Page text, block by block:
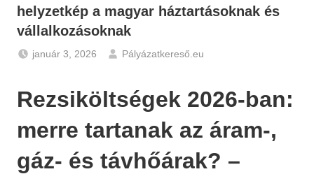
helyzetkép a magyar háztartásoknak és
vállalkozásoknak
január 3, 2026
Pályázatkereső.eu
-
Pályázatok
Gazdaság,
Hírek
Rezsiköltségek 2026-ban:
merre tartanak az áram-,
gáz- és távhőárak? –